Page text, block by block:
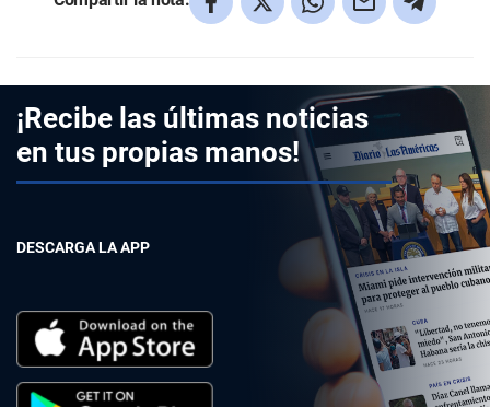
¡Recibe las últimas noticias
en tus propias manos!
DESCARGA LA APP